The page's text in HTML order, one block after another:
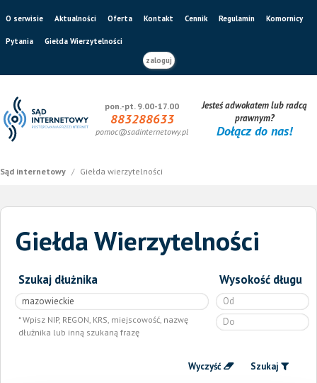
O serwisie Aktualności Oferta Kontakt Cennik Regulamin Komornicy
Pytania
Giełda Wierzytelności
zaloguj
pon.-pt. 9.00-17.00
883288633
pomoc@sadinternetowy.pl
Jesteś adwokatem lub radcą
prawnym?
Dołącz do nas!
Sąd internetowy / Giełda wierzytelności
Giełda Wierzytelności
Szukaj dłużnika
Wpisz NIP, REGON, KRS, miejscowość, nazwę
dłużnika lub inną szukaną frazę
Wysokość długu
Wyczyść Szukaj